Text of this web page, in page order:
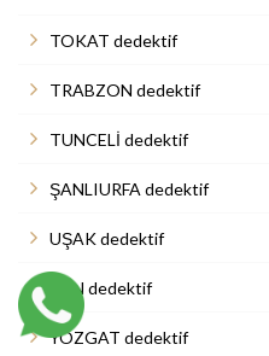
TOKAT dedektif
TRABZON dedektif
TUNCELİ dedektif
ŞANLIURFA dedektif
UŞAK dedektif
VAN dedektif
YOZGAT dedektif